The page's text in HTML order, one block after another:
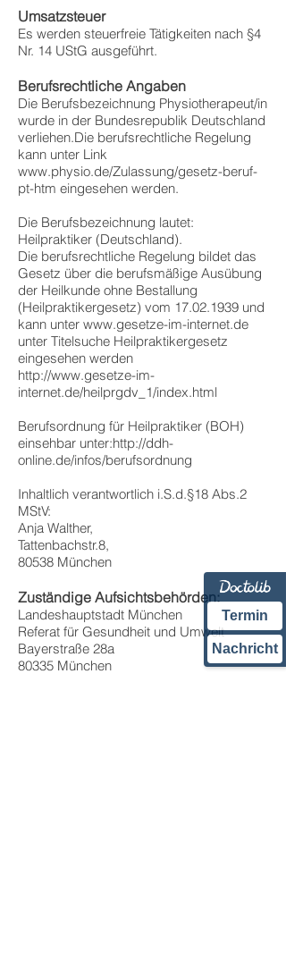
Termin
Nachricht
Umsatzsteuer
Es werden steuerfreie Tätigkeiten nach §4
Nr. 14 UStG ausgeführt.
Berufsrechtliche Angaben
Die Berufsbezeichnung Physiotherapeut/in
wurde in der Bundesrepublik Deutschland
verliehen.Die berufsrechtliche Regelung
kann unter Link
www.physio.de/Zulassung/gesetz-beruf-
pt-htm eingesehen werden.
Die Berufsbezeichnung lautet:
Heilpraktiker (Deutschland).
Die berufsrechtliche Regelung bildet das
Gesetz über die berufsmäßige Ausübung
der Heilkunde ohne Bestallung
(Heilpraktikergesetz) vom 17.02.1939 und
kann unter www.gesetze-im-internet.de
unter Titelsuche Heilpraktikergesetz
eingesehen werden
http://www.gesetze-im-
internet.de/heilprgdv_1/index.html
Berufsordnung für Heilpraktiker (BOH)
einsehbar unter:http://ddh-
online.de/infos/berufsordnung
Inhaltlich verantwortlich i.S.d.§18 Abs.2
MStV:
Anja Walther,
Tattenbachstr.8,
80538 München
Zuständige Aufsichtsbehörden:
Landeshauptstadt München
Referat für Gesundheit und Umwelt
Bayerstraße 28a
80335 München